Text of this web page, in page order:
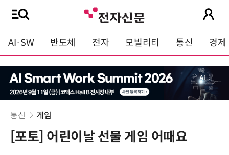
AI·SW 반도체 전자 모빌리티 통신 경제
통신 게임
[포토] 어린이날 선물 게임 어때요